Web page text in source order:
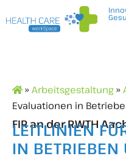
» Arbeitsgestaltung »
Evaluationen in
FIR an der RWTH
LEITLINIEN
IN